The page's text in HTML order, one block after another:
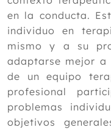
Abril
2021
2020
2019
en la conducta.
individuo en
mismo y a su
adaptarse mejor
de un equipo
profesional
problemas
objetivos